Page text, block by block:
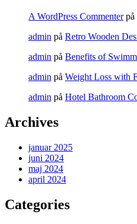
A WordPress Commenterpå
admin på Retro Wooden
admin på Benefits of
admin på Weight Loss with
admin på Hotel Bathroom
Archives
januar 2025
juni 2024
maj 2024
april 2024
Categories